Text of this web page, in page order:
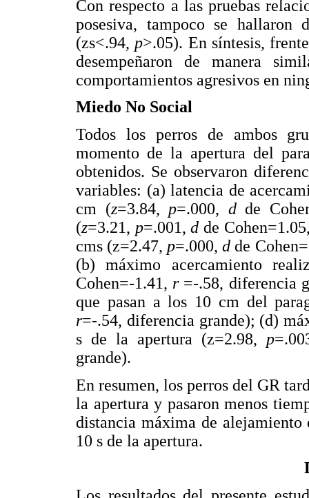
Con respecto a las pruebas
posesiva, tampoco se hallaron
(zs<.94, p>.05). En síntesis,
desempeñaron de manera
comportamientos agresivos en
Miedo No Social
Todos los perros de ambos
momento de la apertura del
obtenidos. Se observaron
variables: (a) latencia de
cm (z=3.84, p=.000, dde
(z=3.21, p=.001,d de
cms (z=2.47, p=.000,d de
(b) máximo acercamiento
Cohen=-1.41, r=-.58, diferencia
que pasan a los 10 cm del
r=-.54, diferencia grande); (d)
s de la apertura (z=2.98, p
grande).
En resumen, los perros del GR
la apertura y pasaron menos
distancia máxima de
10 s de la apertura.